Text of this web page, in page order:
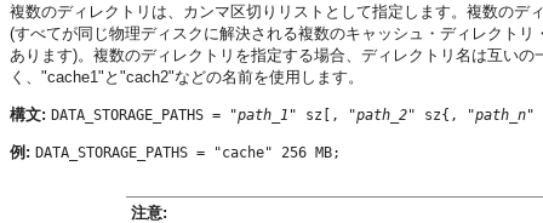
複数のディレクトリは、カンマ区切りリストとして指定します。複数の
(すべてが同じ物理ディスクに解決される複数のキャッシュ・ディレクト
あります)。複数のディレクトリを指定する場合、ディレクトリ名は互い
く、"cache1"と"cach2"などの名前を使用します。
構文: DATA_STORAGE_PATHS = "path_1 " sz[, "path_2" sz{, "path_n"
例: DATA_STORAGE_PATHS = "cache" 256 MB;
注意: